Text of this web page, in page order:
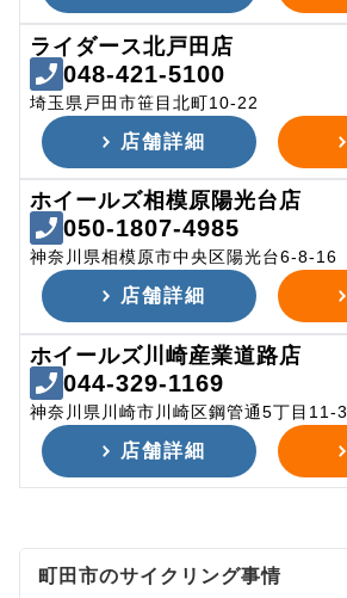
ライダース北戸田店
048-421-5100
埼玉県戸田市笹目北町10-22
店舗詳細
ホイールズ相模原陽光台店
050-1807-4985
神奈川県相模原市中央区陽光台6-8-16
店舗詳細
ホイールズ川崎産業道路店
044-329-1169
神奈川県川崎市川崎区鋼管通5丁目11-3
店舗詳細
町田市のサイクリング事情